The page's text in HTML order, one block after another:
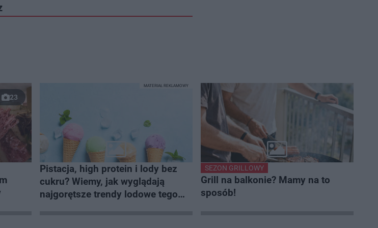
23
Pistacja, high protein i lody bez
cukru? Wiemy, jak wyglądają
najgorętsze trendy lodowe tego
MATERIAŁ REKLAMOWY
SEZON GRILLOWY
Grill na balkonie? Mamy na to
sposób!